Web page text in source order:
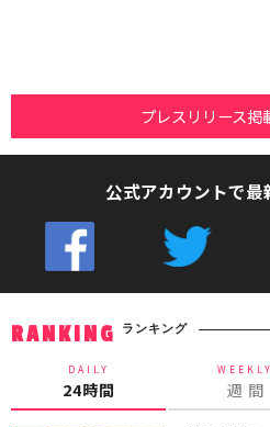
プレスリリース掲
公式アカウントで最
RANKING ランキング
DAILY
24時間
WEEKLY
週 間